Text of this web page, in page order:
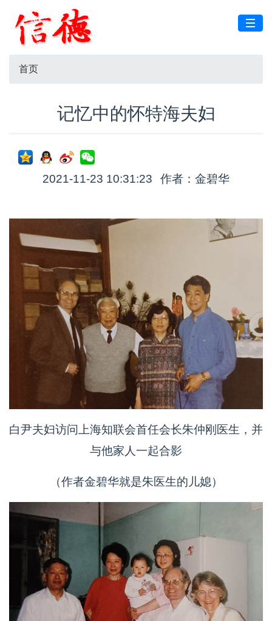
首页
记忆中的怀特海夫妇
2021-11-23 10:31:23 作者：​金碧华
白尹夫妇访问上海知联会首任会长朱仲刚医生，并
与他家人一起合影
（作者金碧华就是朱医生的儿媳）